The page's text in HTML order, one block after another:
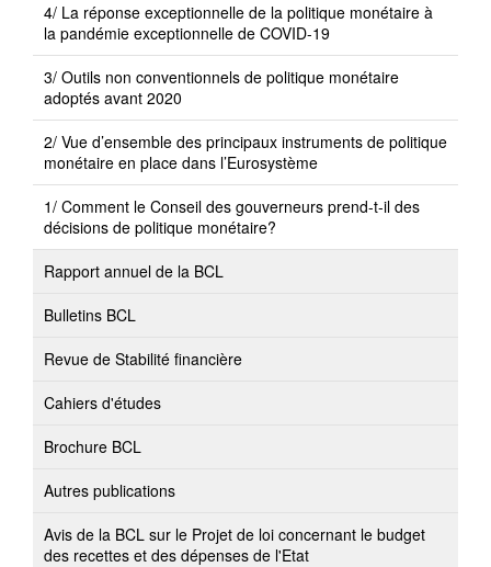
4/ La réponse exceptionnelle de la politique monétaire à
la pandémie exceptionnelle de COVID-19
3/ Outils non conventionnels de politique monétaire
adoptés avant 2020
2/ Vue d’ensemble des principaux instruments de politique
monétaire en place dans l’Eurosystème
1/ Comment le Conseil des gouverneurs prend-t-il des
décisions de politique monétaire?
Rapport annuel de la BCL
Bulletins BCL
Revue de Stabilité financière
Cahiers d'études
Brochure BCL
Autres publications
Avis de la BCL sur le Projet de loi concernant le budget
des recettes et des dépenses de l'Etat